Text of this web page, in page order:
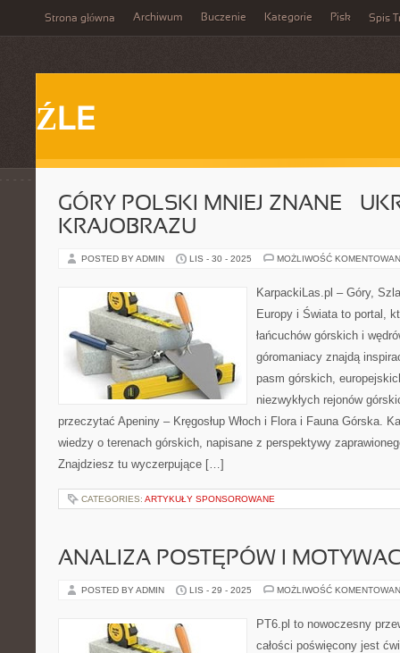
Strona główna Archiwum Buczenie Kategorie Pisk Spis
ŹLE
GÓRY POLSKI MNIEJ ZNANE –
KRAJOBRAZU
POSTED BY ADMIN LIS - 30 - 2025 MOŻLIWOŚĆ
KarpackiLas.pl – Góry,
Europy i Świata to portal,
łańcuchów górskich i
góromaniacy znajdą
pasm górskich,
niezwykłych rejonów
przeczytać Apeniny – Kręgosłup Włoch i Flora i Fauna Górska.
wiedzy o terenach górskich, napisane z perspektywy
Znajdziesz tu wyczerpujące […]
CATEGORIES: ARTYKUŁY SPONSOROWANE
ANALIZA POSTĘPÓW I
POSTED BY ADMIN LIS - 29 - 2025 MOŻLIWOŚĆ
PT6.pl to nowoczesny
całości poświęcony jest